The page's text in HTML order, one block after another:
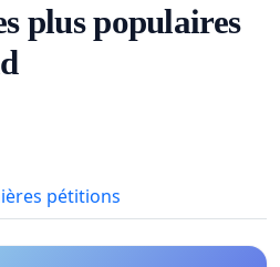
plus populaires
pétitions